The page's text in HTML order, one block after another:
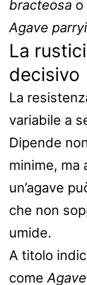
bracteosa o
Agave parryi
La
decisivo
La
variabile a
Dipende
minime, ma
un’agave
che non
umide.
A titolo
come